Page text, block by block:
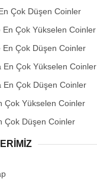
Çok Düşen Coinler
En Çok Yükselen Coinler
En Çok Düşen Coinler
En Çok Yükselen Coinler
En Çok Düşen Coinler
Çok Yükselen Coinler
Çok Düşen Coinler